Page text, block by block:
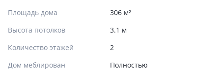
Площадь дома
306 м²
Высота потолков
3.1 м
Количество этажей
2
Дом меблирован
Полностью